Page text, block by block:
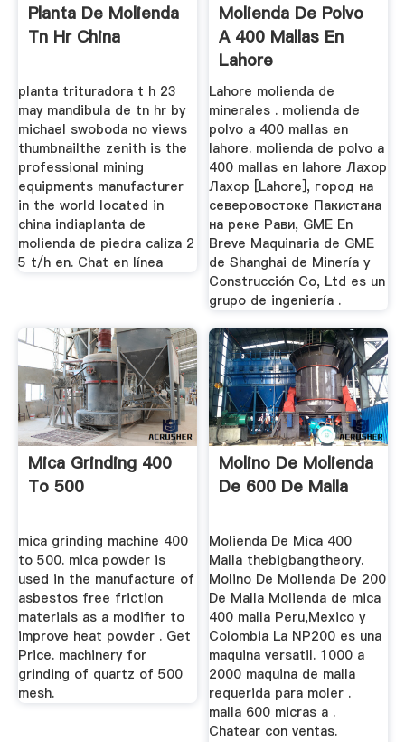
Planta De Molienda
Tn Hr China
planta trituradora t h 23
may mandibula de tn hr by
michael swoboda no views
thumbnailthe zenith is the
professional mining
equipments manufacturer
in the world located in
china indiaplanta de
molienda de piedra caliza 2
5 t/h en. Chat en línea
Molienda De Polvo
A 400 Mallas En
Lahore
Lahore molienda de
minerales . molienda de
polvo a 400 mallas en
lahore. molienda de polvo a
400 mallas en lahore Лахор
Лахор [Lahore], город на
северовостоке Пакистана
на реке Рави, GME En
Breve Maquinaria de GME
de Shanghai de Minería y
Construcción Co, Ltd es un
grupo de ingeniería .
Mica Grinding 400
To 500
mica grinding machine 400
to 500. mica powder is
used in the manufacture of
asbestos free friction
materials as a modifier to
improve heat powder . Get
Price. machinery for
grinding of quartz of 500
mesh.
Molino De Molienda
De 600 De Malla
Molienda De Mica 400
Malla thebigbangtheory.
Molino De Molienda De 200
De Malla Molienda de mica
400 malla Peru,Mexico y
Colombia La NP200 es una
maquina versatil. 1000 a
2000 maquina de malla
requerida para moler .
malla 600 micras a .
Chatear con ventas.